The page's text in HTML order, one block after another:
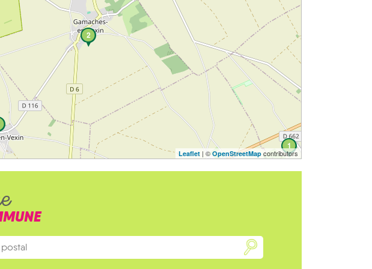
2
1
Leaflet | © OpenStreetMap contributors